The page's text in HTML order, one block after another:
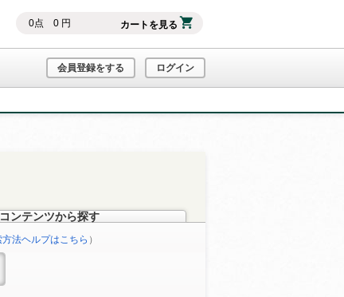
0点 0円 カートを見る
会員登録をする ログイン
コンテンツから探す
方法ヘルプはこちら ）